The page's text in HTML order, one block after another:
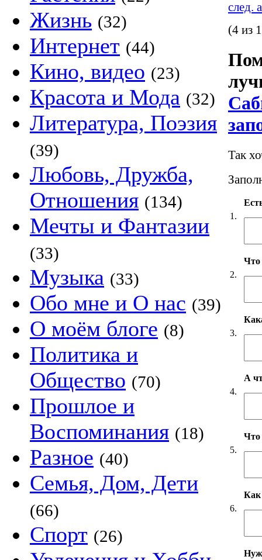
Жизнь (32)
Интернет (44)
Кино, видео (23)
Красота и Мода (32)
Литература, Поэзия
(39)
Любовь, Дружба,
Отношения (134)
Мечты и Фантазии
(33)
Музыка (33)
Обо мне и О нас (39)
О моём блоге (8)
Политика и
Общество (70)
Прошлое и
Воспоминания (18)
Разное (40)
Семья, Дом, Дети
(66)
Спорт (26)
след.
(4 из
Так
1.
2.
Что
3.
4.
А
5.
Что
6.
Как